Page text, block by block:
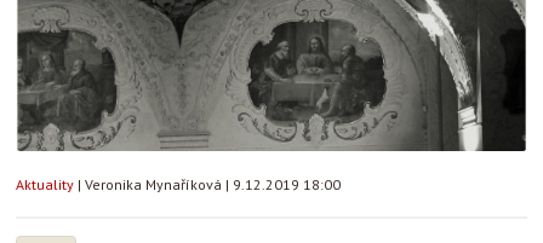
Aktuality | Veronika Mynaříková | 9.12.2019 18:00